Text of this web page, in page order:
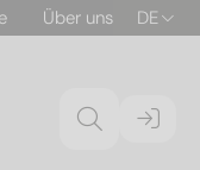
Über uns DE